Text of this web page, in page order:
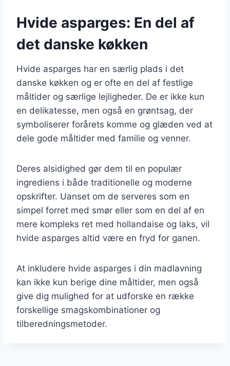
Hvide asparges: En del af
det danske køkken
Hvide asparges har en særlig plads i det
danske køkken og er ofte en del af festlige
måltider og særlige lejligheder. De er ikke kun
en delikatesse, men også en grøntsag, der
symboliserer forårets komme og glæden ved at
dele gode måltider med familie og venner.
Deres alsidighed gør dem til en populær
ingrediens i både traditionelle og moderne
opskrifter. Uanset om de serveres som en
simpel forret med smør eller som en del af en
mere kompleks ret med hollandaise og laks, vil
hvide asparges altid være en fryd for ganen.
At inkludere hvide asparges i din madlavning
kan ikke kun berige dine måltider, men også
give dig mulighed for at udforske en række
forskellige smagskombinationer og
tilberedningsmetoder.